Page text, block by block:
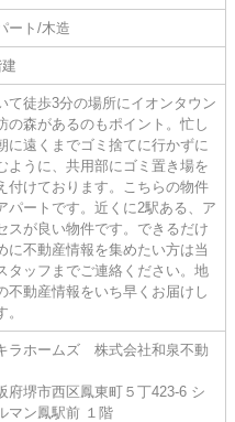
ート/木造
て徒歩3分の場所にイオンタウン
の森があるのもポイント。忙し
に遠くまでゴミ捨てに行かずに
ように、共用部にゴミ置き場を
付けております。こちらの物件
パートです。近くに2駅ある、ア
スが良い物件です。できるだけ
に不動産情報を集めたい方は当
タッフまでご連絡ください。地
不動産情報をいち早くお届けし
。
ラホームズ 株式会社和泉不動
府堺市西区鳳東町５丁423-6 シ
マン鳳駅前 １階